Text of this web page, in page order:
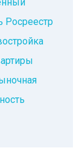
Росреестр